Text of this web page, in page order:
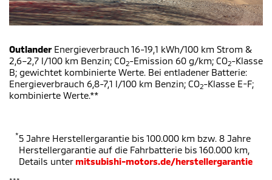
Outlander Energieverbrauch 16-19,1 kWh/100 km Strom &
2,6–2,7 l/100 km Benzin; CO2-Emission 60 g/km; CO2-Klasse
B; gewichtet kombinierte Werte. Bei entladener Batterie:
Energieverbrauch 6,8-7,1 l/100 km Benzin; CO2-Klasse E-F;
kombinierte Werte.**
*5 Jahre Herstellergarantie bis 100.000 km bzw. 8 Jahre
Herstellergarantie auf die Fahrbatterie bis 160.000 km,
Details untermitsubishi-motors.de/herstellergarantie